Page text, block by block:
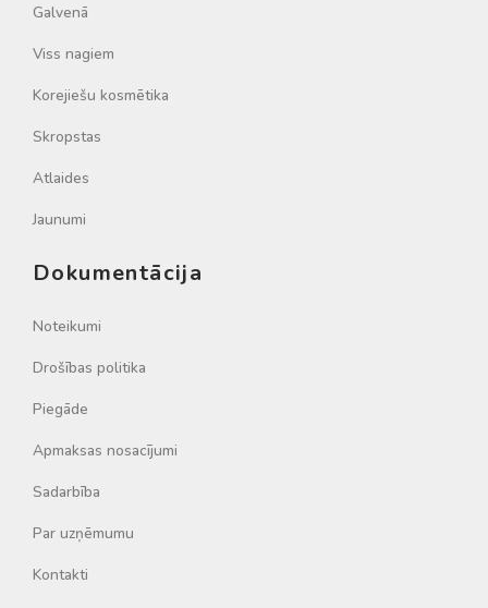
Galvenā
Viss nagiem
Korejiešu kosmētika
Skropstas
Atlaides
Jaunumi
Dokumentācija
Noteikumi
Drošības politika
Piegāde
Apmaksas nosacījumi
Sadarbība
Par uzņēmumu
Kontakti